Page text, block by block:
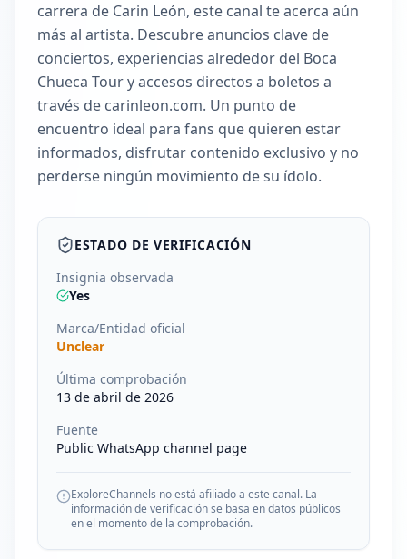
carrera de Carin León, este canal te acerca aún
más al artista. Descubre anuncios clave de
conciertos, experiencias alrededor del Boca
Chueca Tour y accesos directos a boletos a
través de carinleon.com. Un punto de
encuentro ideal para fans que quieren estar
informados, disfrutar contenido exclusivo y no
perderse ningún movimiento de su ídolo.
ESTADO DE VERIFICACIÓN
Insignia observada
Yes
Marca/Entidad oficial
Unclear
Última comprobación
13 de abril de 2026
Fuente
Public WhatsApp channel page
ExploreChannels no está afiliado a este canal. La
información de verificación se basa en datos públicos
en el momento de la comprobación.